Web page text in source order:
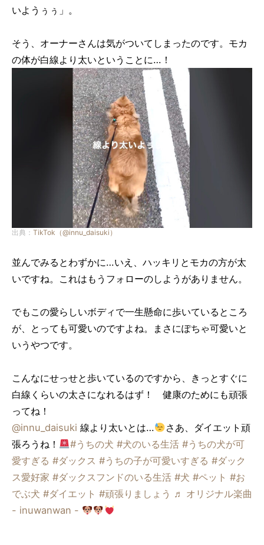
いようぅぅ」。
そう、オーナーさんは気がついてしまったのです。モカ
の体が白線より太いということに…！
出典： TikTok（@innu_daisuki）
並んでみるとわずかに…いえ、ハッキリとモカの方が太
いですね。これはもうフォローのしようがありません。
でもこの愛らしいボディで一生懸命に歩いているところ
が、とっても可愛いのですよね。まさにぽちゃ可愛いと
いうやつです。
こんなにせっせと歩いているのですから、きっとすぐに
白線くらいの太さになれるはず！ 健康のためにも頑張
ってね！
@innu_daisuki 線より太いとは…
さあ、ダイエット頑
張ろうね！
#うちの犬 #犬のいる生活 #うちの犬が可
愛すぎる #ダックス #うちの子が可愛いすぎる #ダック
ス愛好家 #ダックスフンドのいる生活 #犬 #ペット #お
でぶ犬 #ダイエット #頑張りましょう ♬ オリジナル楽曲
- inuwanwan -